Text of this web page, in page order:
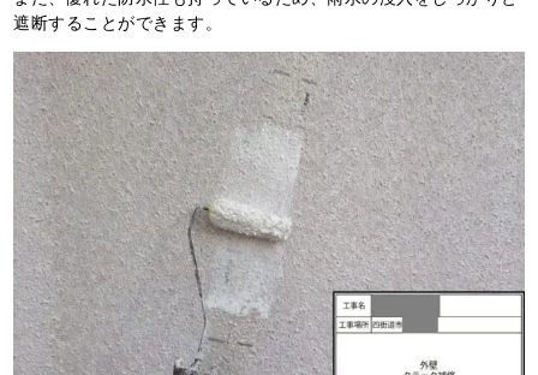
遮断することができます。